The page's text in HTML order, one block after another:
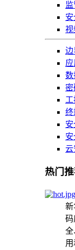
视
边
数
终
云
热门
新
码
全